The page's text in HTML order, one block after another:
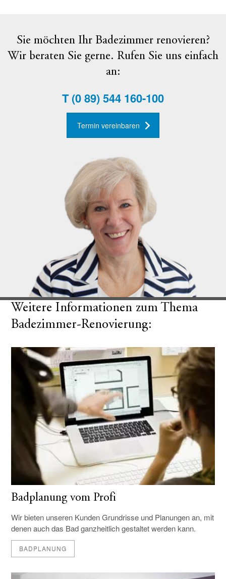
Sie möchten Ihr Badezimmer renovieren?
Wir beraten Sie gerne. Rufen Sie uns einfach
an:
T(0 89) 544 160-100
Termin vereinbaren
Weitere Informationen zum Thema
Badezimmer-Renovierung:
Badplanung vom Profi
Wir bieten unseren Kunden Grundrisse und Planungen an, mit
denen auch das Bad ganzheitlich gestaltet werden kann.
BADPLANUNG